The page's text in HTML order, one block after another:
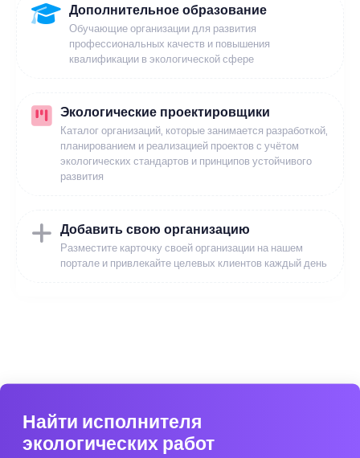
Дополнительное образование
Обучающие организации для развития
профессиональных качеств и повышения
квалификации в экологической сфере
Экологические проектировщики
Каталог организаций, которые занимается разработкой,
планированием и реализацией проектов с учётом
экологических стандартов и принципов устойчивого
развития
Добавить свою организацию
Разместите карточку своей организации на нашем
портале и привлекайте целевых клиентов каждый день
Найти исполнителя
экологических работ